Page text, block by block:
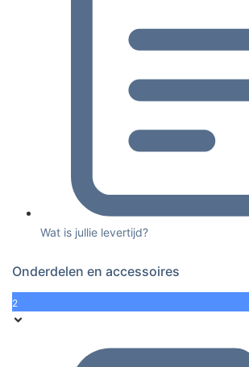
Wat is jullie levertijd?
Onderdelen en accessoires
2